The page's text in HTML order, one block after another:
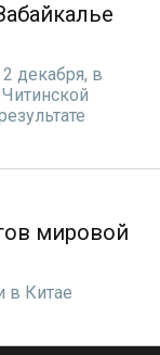
декабря, в
мировой
в Китае